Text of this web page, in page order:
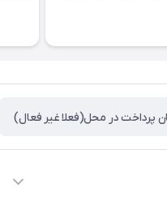
پرداخت در محل(فعلا غیر فعال)